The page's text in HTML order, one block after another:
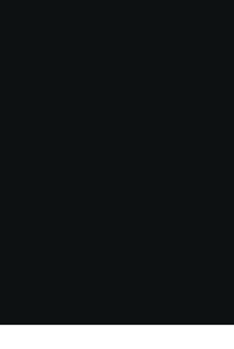
personali.